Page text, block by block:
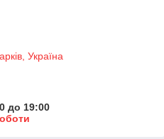
Україна
до 19:00